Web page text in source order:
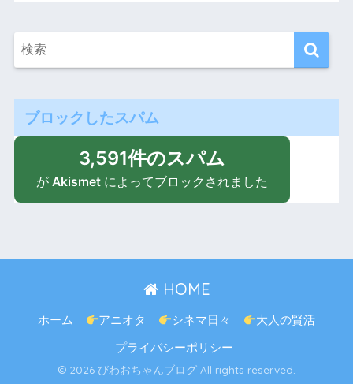
ブロックしたスパム
3,591件のスパム
が Akismetによってブロックされました
HOME
ホーム アニオタ シネマ日々 大人の賢活
プライバシーポリシー
© 2026 びわおちゃんブログ All rights reserved.